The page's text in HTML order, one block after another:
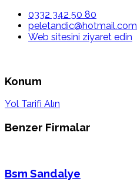
0332 342 50 80
peletandic@hotmail.com
Web sitesini ziyaret edin
Konum
Yol Tarifi Alın
Benzer Firmalar
Bsm Sandalye